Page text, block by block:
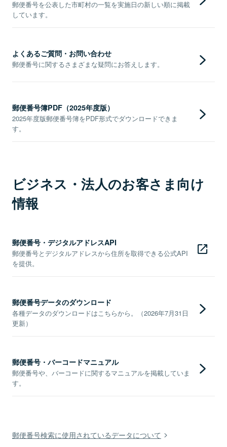
郵便番号を公表した市町村の一覧を実施日の新しい順に掲載
しています。
よくあるご質問・お問い合わせ
郵便番号に関するさまざまな疑問にお答えします。
郵便番号簿PDF（2025年度版）
2025年度版郵便番号簿をPDF形式でダウンロードできま
す。
ビジネス・法人のお客さま向け
情報
郵便番号・デジタルアドレスAPI
郵便番号とデジタルアドレスから住所を取得できる公式API
を提供。
郵便番号データのダウンロード
各種データのダウンロードはこちらから。（2026年7月31日
更新）
郵便番号・バーコードマニュアル
郵便番号や、バーコードに関するマニュアルを掲載していま
す。
郵便番号検索に使用されているデータについて